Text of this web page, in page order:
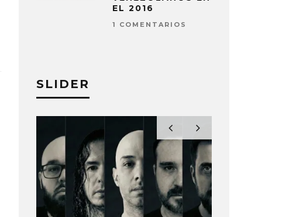
EL 2016
1 COMENTARIOS
SLIDER